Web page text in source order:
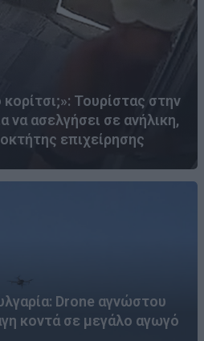
Τουρίστας στην
να ασελγήσει σε ανήλικη,
επιχείρησης
Drone αγνώστου
κοντά σε μεγάλο αγωγό